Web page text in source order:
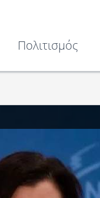
Πολιτισμός